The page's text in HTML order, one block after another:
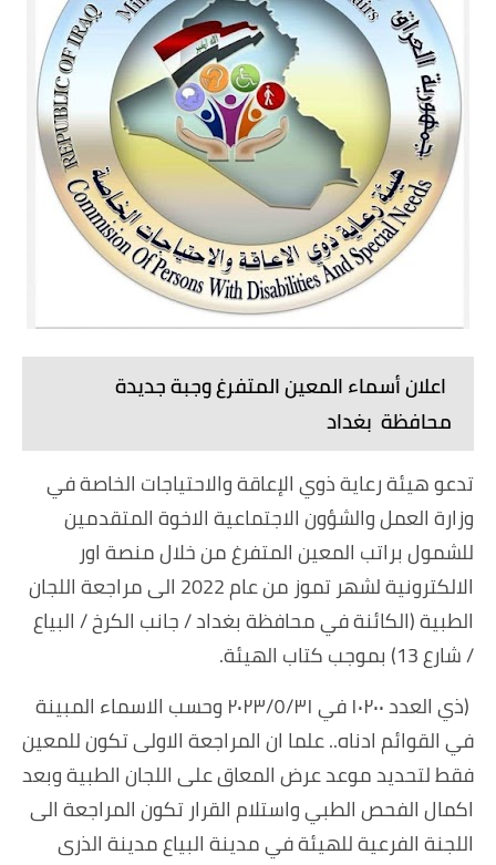
اعلان أسماء المعين المتفرغ وجبة جديدة
محافظة بغداد
تدعو هيئة رعاية ذوي الإعاقة والاحتياجات الخاصة في
وزارة العمل والشؤون الاجتماعية الاخوة المتقدمين
للشمول براتب المعين المتفرغ من خلال منصة اور
الالكترونية لشهر تموز من عام 2022 الى مراجعة اللجان
الطبية (الكائنة في محافظة بغداد / جانب الكرخ / البياع
/ شارع 13) بموجب كتاب الهيئة.
(ذي العدد ١٠٢٠٠ في ٢٠٢٣/٥/٣١ وحسب الاسماء المبينة
في القوائم ادناه.. علما ان المراجعة الاولى تكون للمعين
فقط لتحديد موعد عرض المعاق على اللجان الطبية وبعد
اكمال الفحص الطبي واستلام القرار تكون المراجعة الى
اللجنة الفرعية للهيئة في مدينة البياع مدينة الذرى